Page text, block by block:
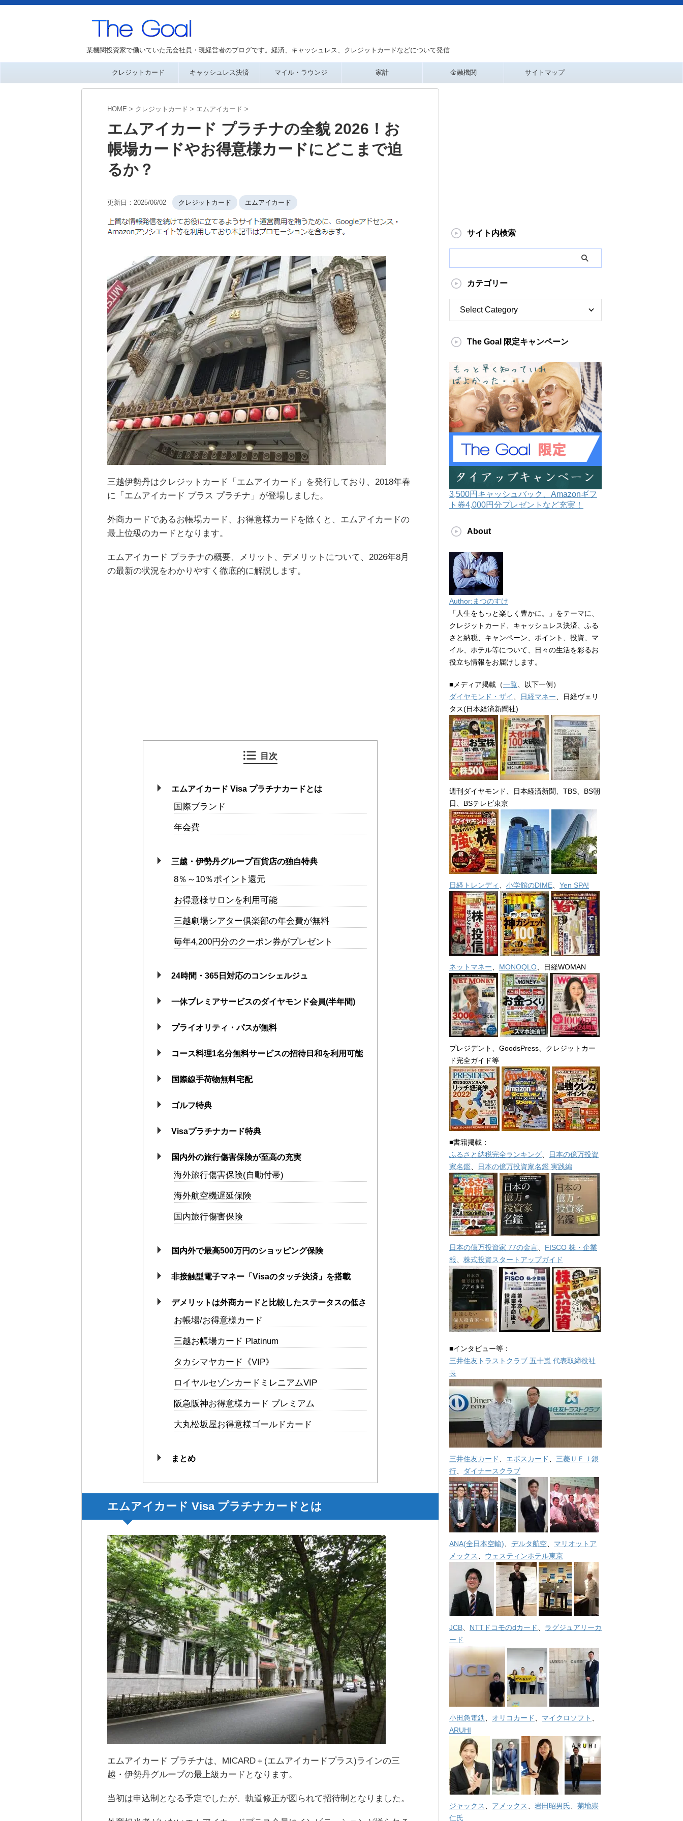
某機関投資家で働いていた元会社員・現経営者のブログです。経済、キャッシュレス、クレジットカードなどについて発信
クレジットカード キャッシュレス決済 マイル・ラウンジ 家計 金融機関 サイトマップ
HOME > クレジットカード > エムアイカード >
エムアイカード プラチナの全貌 2026！お
帳場カードやお得意様カードにどこまで迫
るか？
更新日： 2025/06/02 クレジットカード エムアイカード
三越伊勢丹はクレジットカード「エムアイカード」を発行しており、2018年春
に「エムアイカード プラス プラチナ」が登場しました。
外商カードであるお帳場カード、お得意様カードを除くと、エムアイカードの
最上位級のカードとなります。
エムアイカード プラチナの概要、メリット、デメリットについて、2026年8月
の最新の状況をわかりやすく徹底的に解説します。
目次
エムアイカード Visa プラチナカードとは
国際ブランド
年会費
三越・伊勢丹グループ百貨店の独自特典
8％～10％ポイント還元
お得意様サロンを利用可能
三越劇場シアター倶楽部の年会費が無料
毎年4,200円分のクーポン券がプレゼント
24時間・365日対応のコンシェルジュ
一休プレミアサービスのダイヤモンド会員(半年間)
プライオリティ・パスが無料
コース料理1名分無料サービスの招待日和を利用可能
国際線手荷物無料宅配
ゴルフ特典
Visaプラチナカード特典
国内外の旅行傷害保険が至高の充実
海外旅行傷害保険(自動付帯)
海外航空機遅延保険
国内旅行傷害保険
国内外で最高500万円のショッピング保険
非接触型電子マネー「Visaのタッチ決済」を搭載
デメリットは外商カードと比較したステータスの低さ
お帳場/お得意様カード
三越お帳場カード Platinum
タカシマヤカード《VIP》
ロイヤルセゾンカードミレニアムVIP
阪急阪神お得意様カード プレミアム
大丸松坂屋お得意様ゴールドカード
まとめ
エムアイカード Visa プラチナカードとは
エムアイカード プラチナは、MICARD＋(エムアイカードプラス)ラインの三
越・伊勢丹グループの最上級カードとなります。
当初は申込制となる予定でしたが、軌道修正が図られて招待制となりました。
サイト内検索
カテゴリー
The Goal 限定キャンペーン
3,500円キャッシュバック、Amazonギフ
ト券4,000円分プレゼントなど充実！
About
Author:まつのすけ
「人生をもっと楽しく豊かに。」をテーマに、
クレジットカード、キャッシュレス決済、ふる
さと納税、キャンペーン、ポイント、投資、マ
イル、ホテル等について、日々の生活を彩るお
役立ち情報をお届けします。
■メディア掲載（一覧 、以下一例）
ダイヤモンド・ザイ
日経マネー 、日経ヴェリ
タス(日本経済新聞社)
週刊ダイヤモンド、日本経済新聞、TBS、BS朝
日、BSテレビ東京
日経トレンディ 小学館のDIME Yen SPA!
ネットマネー MONOQLO 、日経WOMAN
プレジデント、GoodsPress、クレジットカー
ド完全ガイド等
■書籍掲載：
ふるさと納税完全ランキング、
日本の億万投資
家名鑑、 日本の億万投資家名鑑 実践編
日本の億万投資家 77の金言、 FISCO 株・企業
報、 株式投資スタートアップガイド
■インタビュー等：
三井住友トラストクラブ 五十嵐 代表取締役社
長
三井住友カード エポスカード
三菱ＵＦＪ銀
行
ダイナースクラブ
ANA(全日本空輸) デルタ航空
マリオットア
メックス
ウェスティンホテル東京
JCB NTTドコモのdカード
ラグジュアリーカ
ード
小田急電鉄 オリコカード マイクロソフト
ARUHI
ジャックス アメックス 岩田昭男氏
菊地崇
仁氏